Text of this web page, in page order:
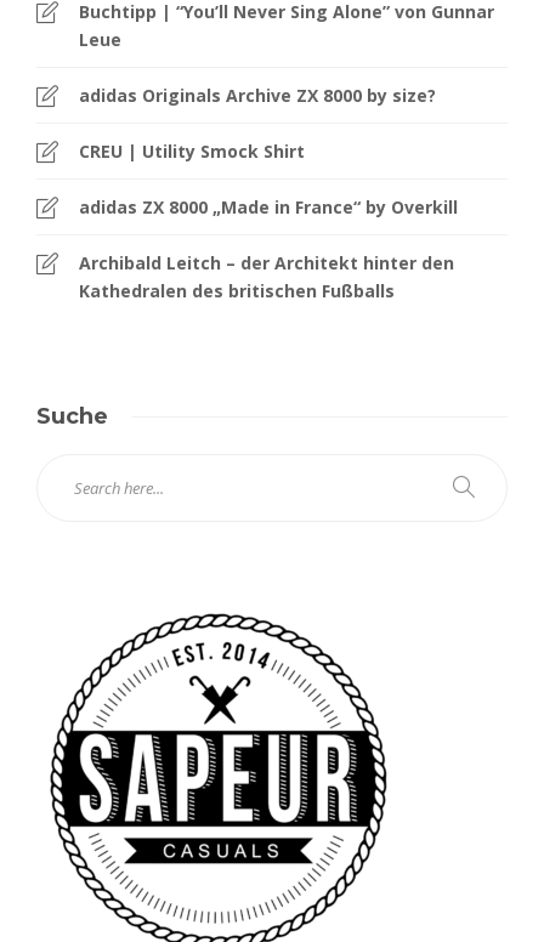
Buchtipp | “You’ll Never Sing Alone” von Gunnar
Leue
adidas Originals Archive ZX 8000 by size?
CREU | Utility Smock Shirt
adidas ZX 8000 „Made in France“ by Overkill
Archibald Leitch – der Architekt hinter den
Kathedralen des britischen Fußballs
Suche